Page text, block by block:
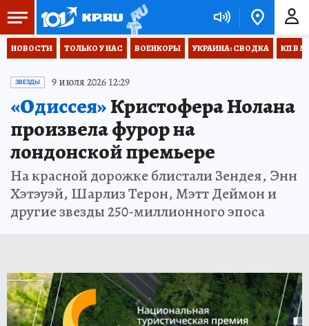
НОВОСТИ ТОЛЬКО У НАС ВОЕНКОРЫ УКРАИНА: СВОДКА КП В
ЗВЕЗДЫ 9 июля 2026 12:29
«Одиссея»Кристофера Нолана
произвела фурор на
лондонской премьере
На красной дорожке блистали Зендея, Энн
Хэтэуэй, Шарлиз Терон, Мэтт Деймон и
другие звезды 250-миллионного эпоса